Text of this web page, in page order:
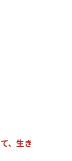
て、 生き